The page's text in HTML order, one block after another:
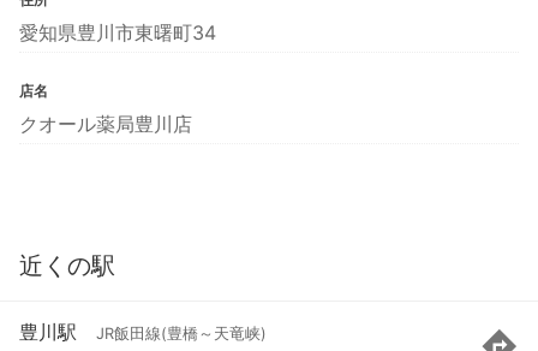
愛知県豊川市東曙町34
店名
クオール薬局豊川店
近くの駅
豊川駅 JR飯田線(豊橋～天竜峡)